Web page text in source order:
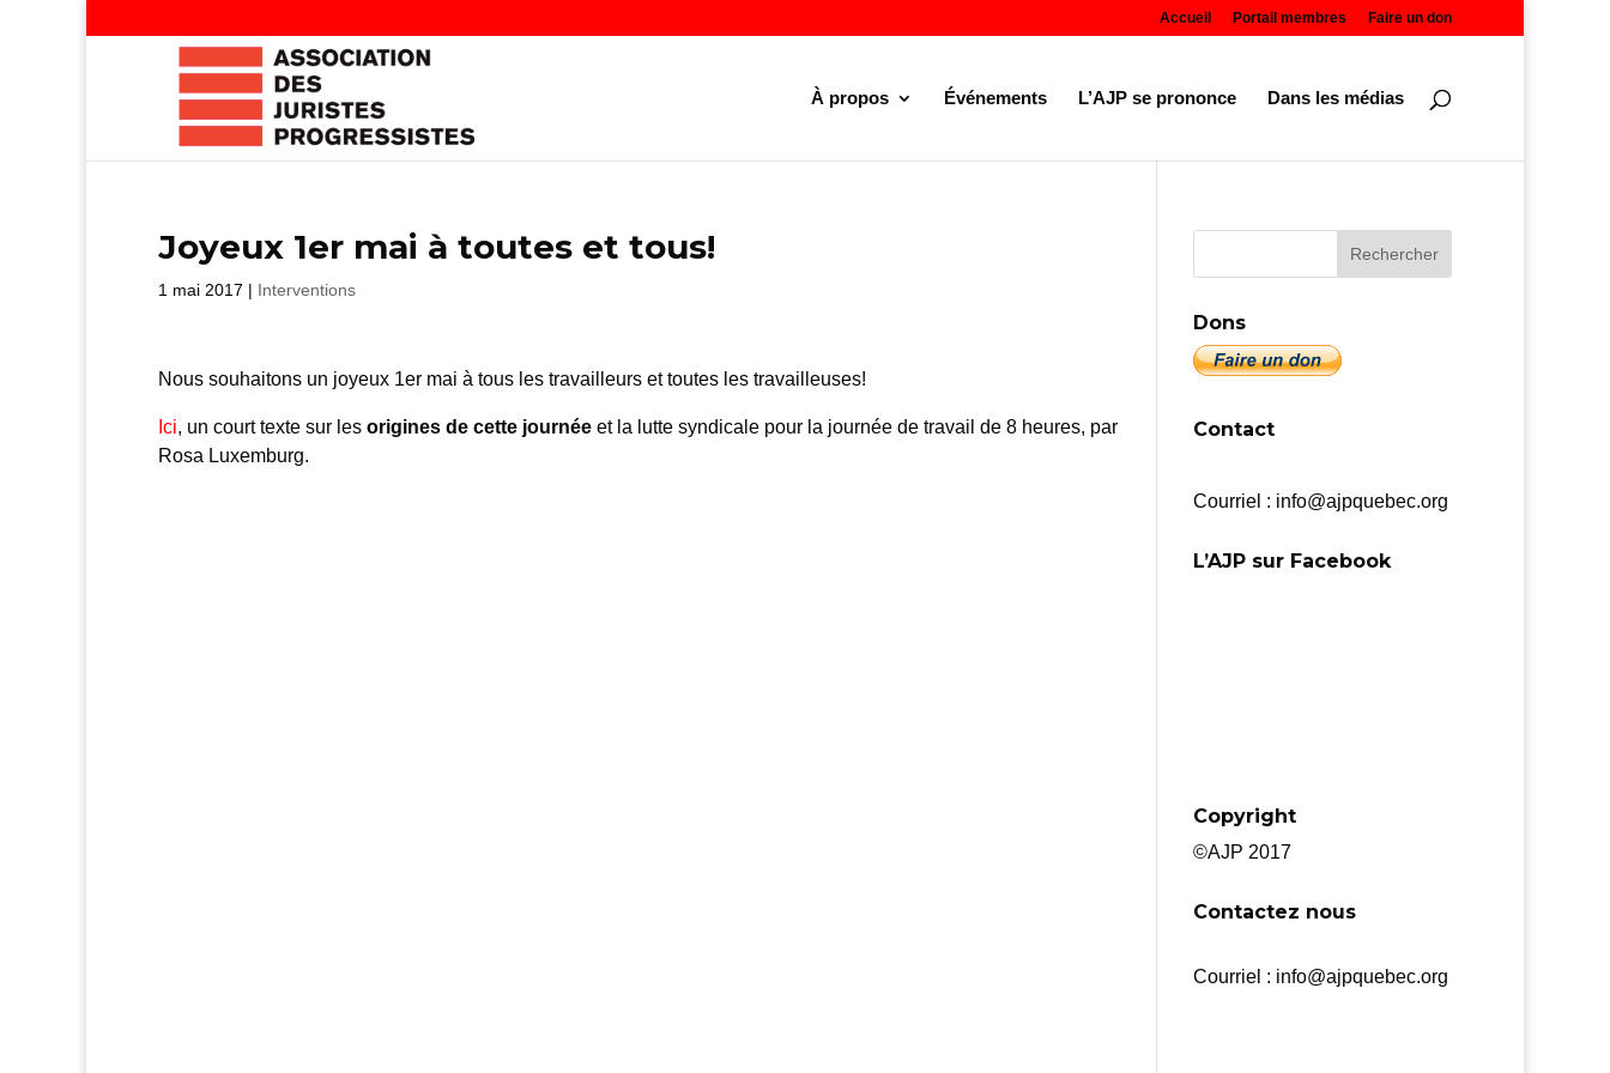
Accueil Portail membres Faire un don
À propos Événements L’AJP se prononce Dans les médias
Joyeux 1er mai à toutes et tous!
1 mai 2017 | Interventions
Nous souhaitons un joyeux 1er mai à tous les travailleurs et toutes les travailleuses!
Ici, un court texte sur les origines de cette journée et la lutte syndicale pour la journée de travail de 8 heures, par
Rosa Luxemburg.
Dons
Contact
Courriel : info@ajpquebec.org
L’AJP sur Facebook
Copyright
©AJP 2017
Contactez nous
Courriel : info@ajpquebec.org